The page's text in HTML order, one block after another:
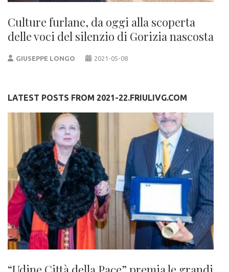
Culture furlane, da oggi alla scoperta
delle voci del silenzio di Gorizia nascosta
GIUSEPPE LONGO 2021-05-08
LATEST POSTS FROM 2021-22.FRIULIVG.COM